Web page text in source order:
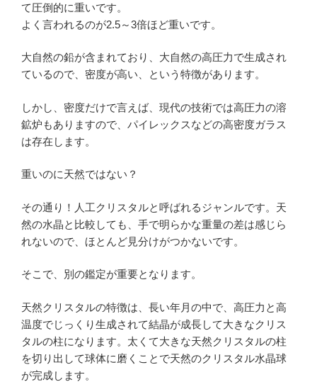
て圧倒的に重いです。
よく言われるのが2.5～3倍ほど重いです。
大自然の鉛が含まれており、大自然の高圧力で生成され
ているので、密度が高い、という特徴があります。
しかし、密度だけで言えば、現代の技術では高圧力の溶
鉱炉もありますので、パイレックスなどの高密度ガラス
は存在します。
重いのに天然ではない？
その通り！人工クリスタルと呼ばれるジャンルです。天
然の水晶と比較しても、手で明らかな重量の差は感じら
れないので、ほとんど見分けがつかないです。
そこで、別の鑑定が重要となります。
天然クリスタルの特徴は、長い年月の中で、高圧力と高
温度でじっくり生成されて結晶が成長して大きなクリス
タルの柱になります。太くて大きな天然クリスタルの柱
を切り出して球体に磨くことで天然のクリスタル水晶球
が完成します。